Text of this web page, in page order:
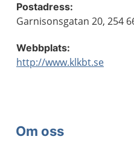
Postadress:
Garnisonsgatan 20, 254
Webbplats:
http://www.klkbt.se
Om oss